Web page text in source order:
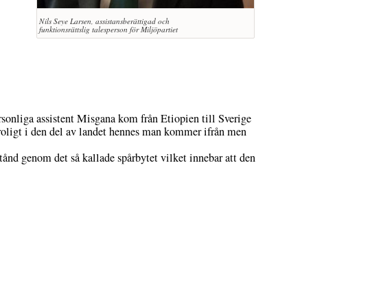
Nils Seye Larsen, assistansberättigad och
funktionsrättslig talesperson för Miljöpartiet
assistent Misgana kom från Etiopien till Sverige
i den del av landet hennes man kommer ifrån men
genom det så kallade spårbytet vilket innebar att den